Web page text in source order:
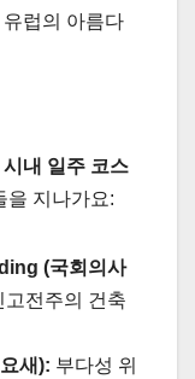
럽의 아름다
내 일주 코스
을 지나가요:
(국회의사
고전주의 건축
새): 부다성 위